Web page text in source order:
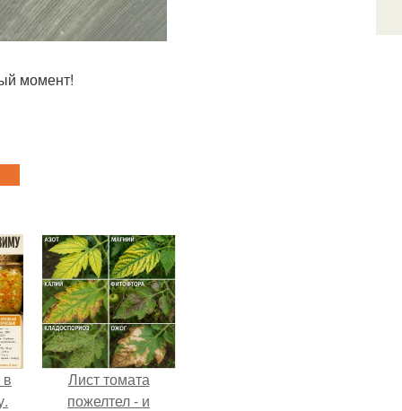
момент!
Лист томата
пожелтел - и